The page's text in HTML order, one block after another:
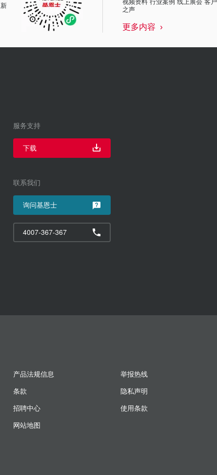
之声
更多内容
服务支持
下载
联系我们
询问基恩士
4007-367-367
产品法规信息
举报热线
条款
隐私声明
招聘中心
使用条款
网站地图